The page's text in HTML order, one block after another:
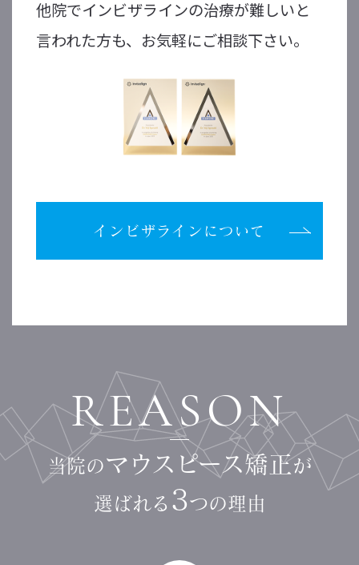
他院でインビザラインの治療が難しいと
言われた方も、お気軽にご相談下さい。
インビザラインについて
REASON
当院のマウスピース矯正が
選ばれる 3つの理由